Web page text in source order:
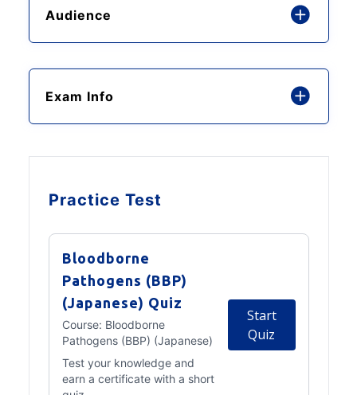
Audience
Exam Info
Practice Test
Bloodborne
Pathogens (BBP)
(Japanese) Quiz
Course: Bloodborne
Pathogens (BBP) (Japanese)
Test your knowledge and
earn a certificate with a short
Start
Quiz